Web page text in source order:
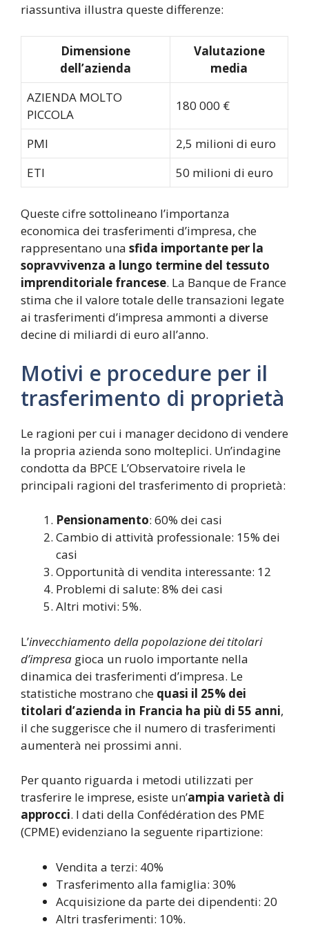
riassuntiva illustra queste differenze:
Dimensione
dell’azienda
Valutazione
media
AZIENDA MOLTO
PICCOLA
180 000 €
PMI
2,5 milioni di euro
ETI
50 milioni di euro
Queste cifre sottolineano l’importanza
economica dei trasferimenti d’impresa, che
rappresentano una sfida importante per la
sopravvivenza a lungo termine del tessuto
imprenditoriale francese. La Banque de France
stima che il valore totale delle transazioni legate
ai trasferimenti d’impresa ammonti a diverse
decine di miliardi di euro all’anno.
Motivi e procedure per il
trasferimento di proprietà
Le ragioni per cui i manager decidono di vendere
la propria azienda sono molteplici. Un’indagine
condotta da BPCE L’Observatoire rivela le
principali ragioni del trasferimento di proprietà:
Pensionamento: 60% dei casi
Cambio di attività professionale: 15% dei
casi
Opportunità di vendita interessante: 12
Problemi di salute: 8% dei casi
Altri motivi: 5%.
L’invecchiamento della popolazione dei titolari
d’impresa gioca un ruolo importante nella
dinamica dei trasferimenti d’impresa. Le
statistiche mostrano che quasi il 25% dei
titolari d’azienda in Francia ha più di 55 anni,
il che suggerisce che il numero di trasferimenti
aumenterà nei prossimi anni.
Per quanto riguarda i metodi utilizzati per
trasferire le imprese, esiste un’ampia varietà di
approcci. I dati della Confédération des PME
(CPME) evidenziano la seguente ripartizione:
Vendita a terzi: 40%
Trasferimento alla famiglia: 30%
Acquisizione da parte dei dipendenti: 20
Altri trasferimenti: 10%.